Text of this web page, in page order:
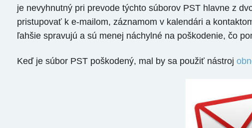
je nevyhnutný pri prevode týchto súborov PST hlavne z
pristupovať k e-mailom, záznamom v kalendári a
ľahšie spravujú a sú menej náchylné na poškodenie, čo
Keď je súbor PST poškodený, mal by sa použiť nástroj